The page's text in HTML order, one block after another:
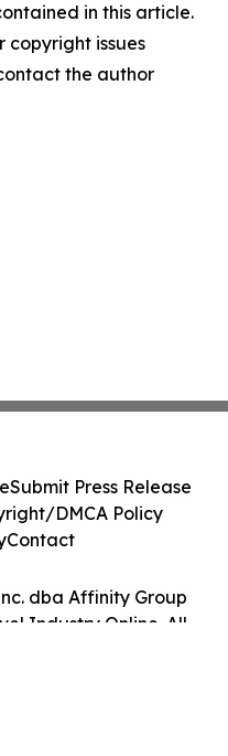
in this article.
copyright issues
the author
dba Affinity Group
Industry Online. All
Submit Press Release
DMCA Policy
Contact